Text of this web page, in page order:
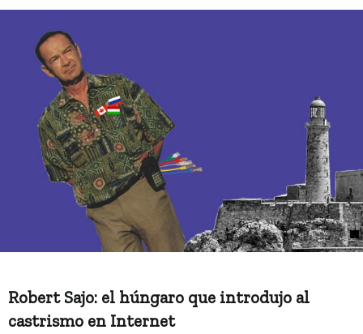
Robert Sajo: el húngaro que introdujo al
castrismo en Internet